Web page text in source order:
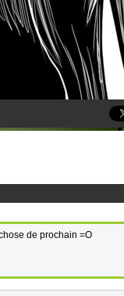
de prochain =O